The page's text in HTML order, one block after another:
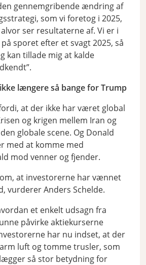
gennemgribende ændring af
som vi foretog i 2025,
ser resultaterne af. Vi er i
sporet efter et svagt 2025, så
kan tillade mig at kalde
længere så bange for Trump
at der ikke har været global
og krigen mellem Iran og
globale scene. Og Donald
med at komme med
mod venner og fjender.
at investorerne har vænnet
vurderer Anders Schelde.
et enkelt udsagn fra
påvirke aktiekurserne
har nu indset, at der
luft og tomme trusler, som
så stor betydning for